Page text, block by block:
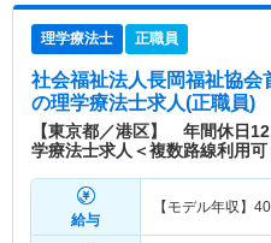
理学療法士 正職員
社会福祉法人長岡福祉協会
の理学療法士求人(正職員)
【東京都／港区】 年間休日
学療法士求人＜複数路線利用可
給与
【モデル年収】